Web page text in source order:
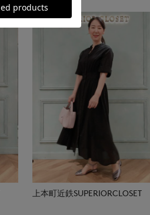
上本町近鉄SUPERIORCLOSET